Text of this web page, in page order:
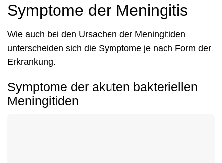
Symptome der Meningitis
Wie auch bei den Ursachen der Meningitiden
unterscheiden sich die Symptome je nach Form der
Erkrankung.
Symptome der akuten bakteriellen
Meningitiden